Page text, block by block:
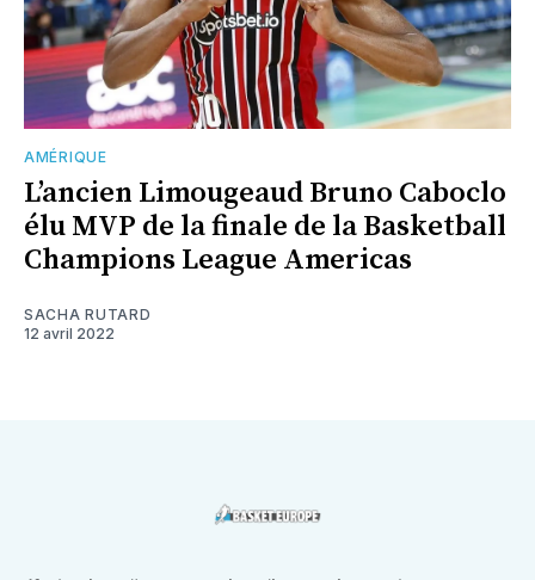
AMÉRIQUE
L’ancien Limougeaud Bruno Caboclo
élu MVP de la finale de la Basketball
Champions League Americas
SACHA RUTARD
12 avril 2022